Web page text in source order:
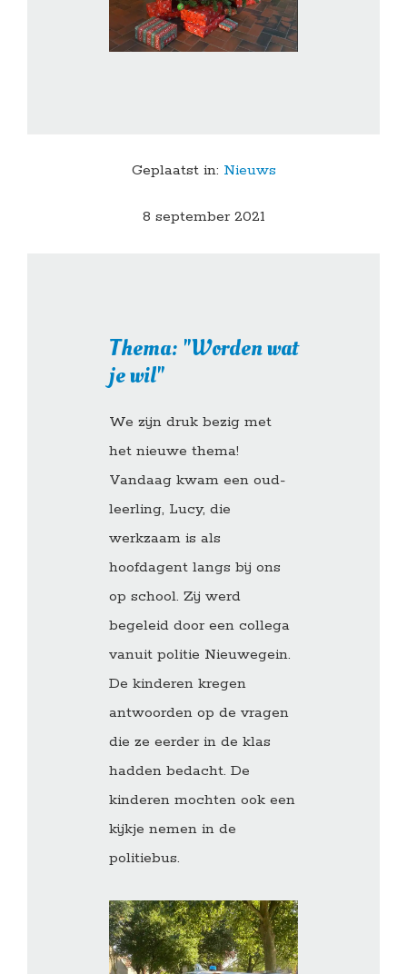
Geplaatst in: Nieuws
8 september 2021
Thema: "Worden wat
je wil"
We zijn druk bezig met
het nieuwe thema!
Vandaag kwam een oud-
leerling, Lucy, die
werkzaam is als
hoofdagent langs bij ons
op school. Zij werd
begeleid door een collega
vanuit politie Nieuwegein.
De kinderen kregen
antwoorden op de vragen
die ze eerder in de klas
hadden bedacht. De
kinderen mochten ook een
kijkje nemen in de
politiebus.